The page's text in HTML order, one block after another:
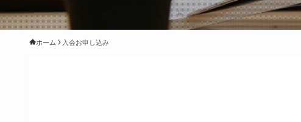
ホーム 入会お申し込み